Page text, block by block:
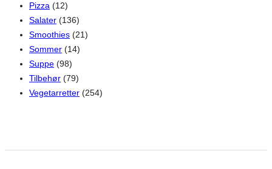
Pizza (12)
Salater (136)
Smoothies (21)
Sommer (14)
Suppe (98)
Tilbehør (79)
Vegetarretter (254)